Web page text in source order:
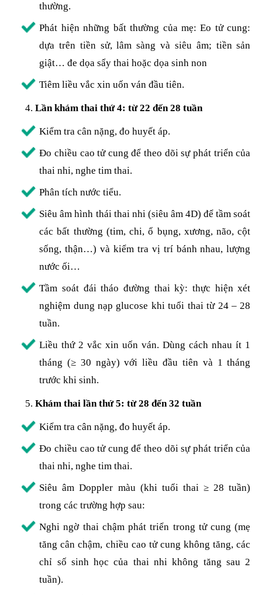
thường.
Phát hiện những bất thường của mẹ: Eo tử cung:
dựa trên tiền sử, lâm sàng và siêu âm; tiền sản
giật… đe dọa sẩy thai hoặc dọa sinh non
Tiêm liều vắc xin uốn ván đầu tiên.
Lần khám thai thứ 4: từ 22 đến 28 tuần
Kiểm tra cân nặng, đo huyết áp.
Đo chiều cao tử cung để theo dõi sự phát triển của
thai nhi, nghe tim thai.
Phân tích nước tiểu.
Siêu âm hình thái thai nhi (siêu âm 4D) để tầm soát
các bất thường (tim, chi, ổ bụng, xương, não, cột
sống, thận…) và kiểm tra vị trí bánh nhau, lượng
nước ối…
Tầm soát đái tháo đường thai kỳ: thực hiện xét
nghiệm dung nạp glucose khi tuổi thai từ 24 – 28
tuần.
Liều thứ 2 vắc xin uốn ván. Dùng cách nhau ít 1
tháng (≥ 30 ngày) với liều đầu tiên và 1 tháng
trước khi sinh.
Khám thai lần thứ 5: từ 28 đến 32 tuần
Kiểm tra cân nặng, đo huyết áp.
Đo chiều cao tử cung để theo dõi sự phát triển của
thai nhi, nghe tim thai.
Siêu âm Doppler màu (khi tuổi thai ≥ 28 tuần)
trong các trường hợp sau:
Nghi ngờ thai chậm phát triển trong tử cung (mẹ
tăng cân chậm, chiều cao tử cung không tăng, các
chỉ số sinh học của thai nhi không tăng sau 2
tuần).